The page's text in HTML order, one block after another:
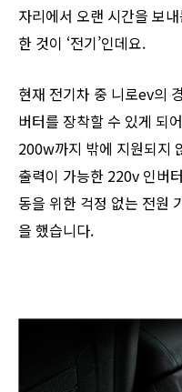
자리에서 오랜 시간을 보
한 것이 ‘전기’인데요.
현재 전기차 중 니로ev의
버터를 장착할 수 있게 되
200w까지 밖에 지원되지
출력이 가능한 220v 인버
동을 위한 걱정 없는 전원
을 했습니다.